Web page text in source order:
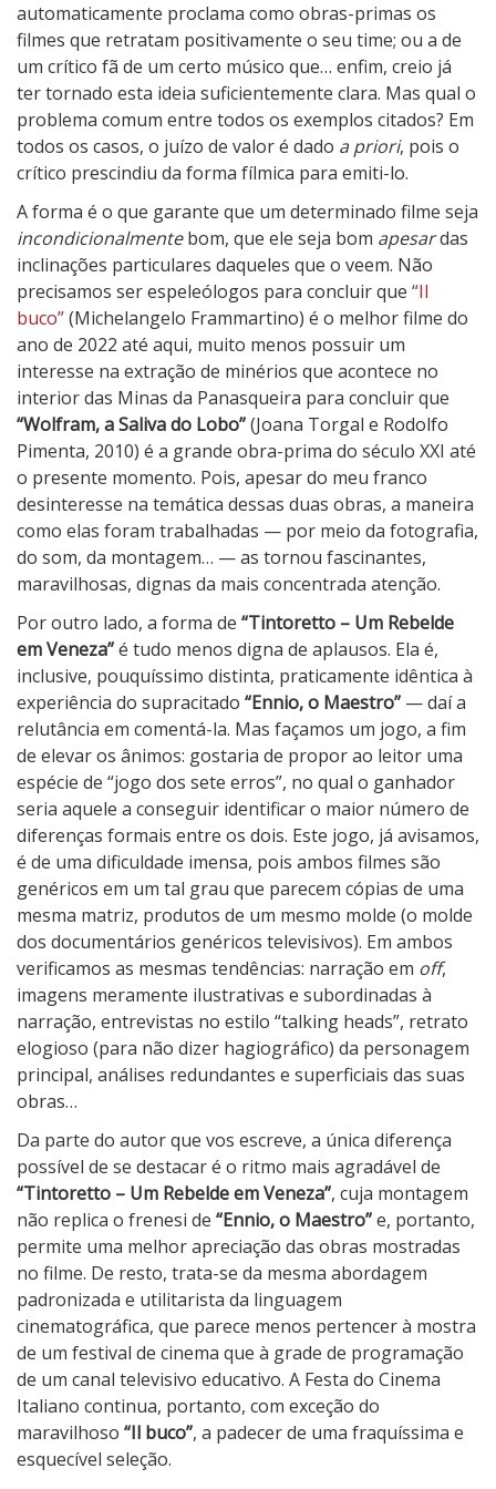
automaticamente proclama como obras-primas os
filmes que retratam positivamente o seu time; ou a de
um crítico fã de um certo músico que… enfim, creio já
ter tornado esta ideia suficientemente clara. Mas qual o
problema comum entre todos os exemplos citados? Em
todos os casos, o juízo de valor é dado a priori, pois o
crítico prescindiu da forma fílmica para emiti-lo.
A forma é o que garante que um determinado filme seja
incondicionalmentebom, que ele seja bom apesardas
inclinações particulares daqueles que o veem. Não
precisamos ser espeleólogos para concluir que “Il
buco”(Michelangelo Frammartino) é o melhor filme do
ano de 2022 até aqui, muito menos possuir um
interesse na extração de minérios que acontece no
interior das Minas da Panasqueira para concluir que
“Wolfram, a Saliva do Lobo”(Joana Torgal e Rodolfo
Pimenta, 2010) é a grande obra-prima do século XXI até
o presente momento. Pois, apesar do meu franco
desinteresse na temática dessas duas obras, a maneira
como elas foram trabalhadas — por meio da fotografia,
do som, da montagem… — as tornou fascinantes,
maravilhosas, dignas da mais concentrada atenção.
Por outro lado, a forma de “Tintoretto – Um Rebelde
em Veneza”é tudo menos digna de aplausos. Ela é,
inclusive, pouquíssimo distinta, praticamente idêntica à
experiência do supracitado “Ennio, o Maestro” — daí a
relutância em comentá-la. Mas façamos um jogo, a fim
de elevar os ânimos: gostaria de propor ao leitor uma
espécie de “jogo dos sete erros”, no qual o ganhador
seria aquele a conseguir identificar o maior número de
diferenças formais entre os dois. Este jogo, já avisamos,
é de uma dificuldade imensa, pois ambos filmes são
genéricos em um tal grau que parecem cópias de uma
mesma matriz, produtos de um mesmo molde (o molde
dos documentários genéricos televisivos). Em ambos
verificamos as mesmas tendências: narração em off,
imagens meramente ilustrativas e subordinadas à
narração, entrevistas no estilo “talking heads”, retrato
elogioso (para não dizer hagiográfico) da personagem
principal, análises redundantes e superficiais das suas
obras…
Da parte do autor que vos escreve, a única diferença
possível de se destacar é o ritmo mais agradável de
“Tintoretto – Um Rebelde em Veneza”, cuja montagem
não replica o frenesi de “Ennio, o Maestro”e, portanto,
permite uma melhor apreciação das obras mostradas
no filme. De resto, trata-se da mesma abordagem
padronizada e utilitarista da linguagem
cinematográfica, que parece menos pertencer à mostra
de um festival de cinema que à grade de programação
de um canal televisivo educativo. A Festa do Cinema
Italiano continua, portanto, com exceção do
maravilhoso “Il buco”, a padecer de uma fraquíssima e
esquecível seleção.